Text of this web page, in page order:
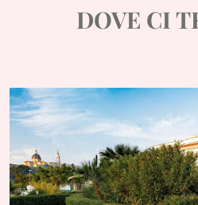
DOVE CI